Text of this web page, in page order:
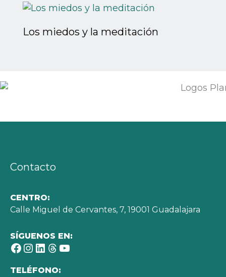
Los miedos y la meditación
Contacto
CENTRO:
Calle Miguel de Cervantes, 7, 19001 Guadalajara
SÍGUENOS EN:
Facebook
Instagram
LinkedIn
Threads
YouTube
TELÉFONO: